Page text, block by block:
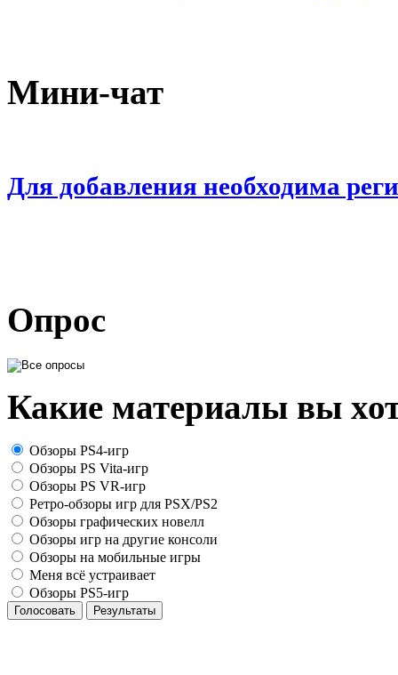
Мини-чат
Для добавления необходима
Опрос
Какие материалы вы
Обзоры PS4-игр
Обзоры PS Vita-игр
Обзоры PS VR-игр
Ретро-обзоры игр для PSX/PS2
Обзоры графических новелл
Обзоры игр на другие консоли
Обзоры на мобильные игры
Меня всё устраивает
Обзоры PS5-игр
Голосовать Результаты